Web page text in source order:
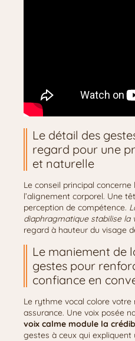
Le détail des
regard pour une
et naturelle
Le conseil principal
l’alignement corporel. Une
perception de compétence.
diaphragmatique stabilise la
regard à hauteur du visage
Le maniement de
gestes pour
confiance en
Le rythme vocal colore
assurance. Une voix posée
voix calme module la
gestes à ceux qui expliquent